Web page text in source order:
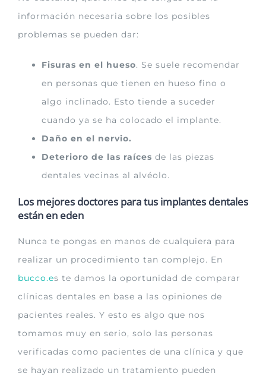
información necesaria sobre los posibles
problemas se pueden dar:
Fisuras en el hueso. Se suele recomendar
en personas que tienen en hueso fino o
algo inclinado. Esto tiende a suceder
cuando ya se ha colocado el implante.
Daño en el nervio.
Deterioro de las raíces de las piezas
dentales vecinas al alvéolo.
Los mejores doctores para tus implantes dentales
están en eden
Nunca te pongas en manos de cualquiera para
realizar un procedimiento tan complejo. En
bucco.es te damos la oportunidad de comparar
clínicas dentales en base a las opiniones de
pacientes reales. Y esto es algo que nos
tomamos muy en serio, solo las personas
verificadas como pacientes de una clínica y que
se hayan realizado un tratamiento pueden